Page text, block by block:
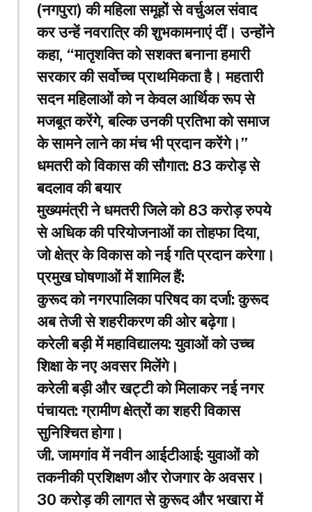
(नगपुरा) की महिला समूहों से वर्चुअल संवाद
कर उन्हें नवरात्रि की शुभकामनाएं दीं। उन्होंने
कहा, “मातृशक्ति को सशक्त बनाना हमारी
सरकार की सर्वोच्च प्राथमिकता है। महतारी
सदन महिलाओं को न केवल आर्थिक रूप से
मजबूत करेंगे, बल्कि उनकी प्रतिभा को समाज
के सामने लाने का मंच भी प्रदान करेंगे।”
धमतरी को विकास की सौगात: 83 करोड़ से
बदलाव की बयार
मुख्यमंत्री ने धमतरी जिले को 83 करोड़ रुपये
से अधिक की परियोजनाओं का तोहफा दिया,
जो क्षेत्र के विकास को नई गति प्रदान करेगा।
प्रमुख घोषणाओं में शामिल हैं:
कुरूद को नगरपालिका परिषद का दर्जा: कुरूद
अब तेजी से शहरीकरण की ओर बढ़ेगा।
करेली बड़ी में महाविद्यालय: युवाओं को उच्च
शिक्षा के नए अवसर मिलेंगे।
करेली बड़ी और खट्टी को मिलाकर नई नगर
पंचायत: ग्रामीण क्षेत्रों का शहरी विकास
सुनिश्चित होगा।
जी. जामगांव में नवीन आईटीआई: युवाओं को
तकनीकी प्रशिक्षण और रोजगार के अवसर।
30 करोड़ की लागत से कुरूद और भखारा में